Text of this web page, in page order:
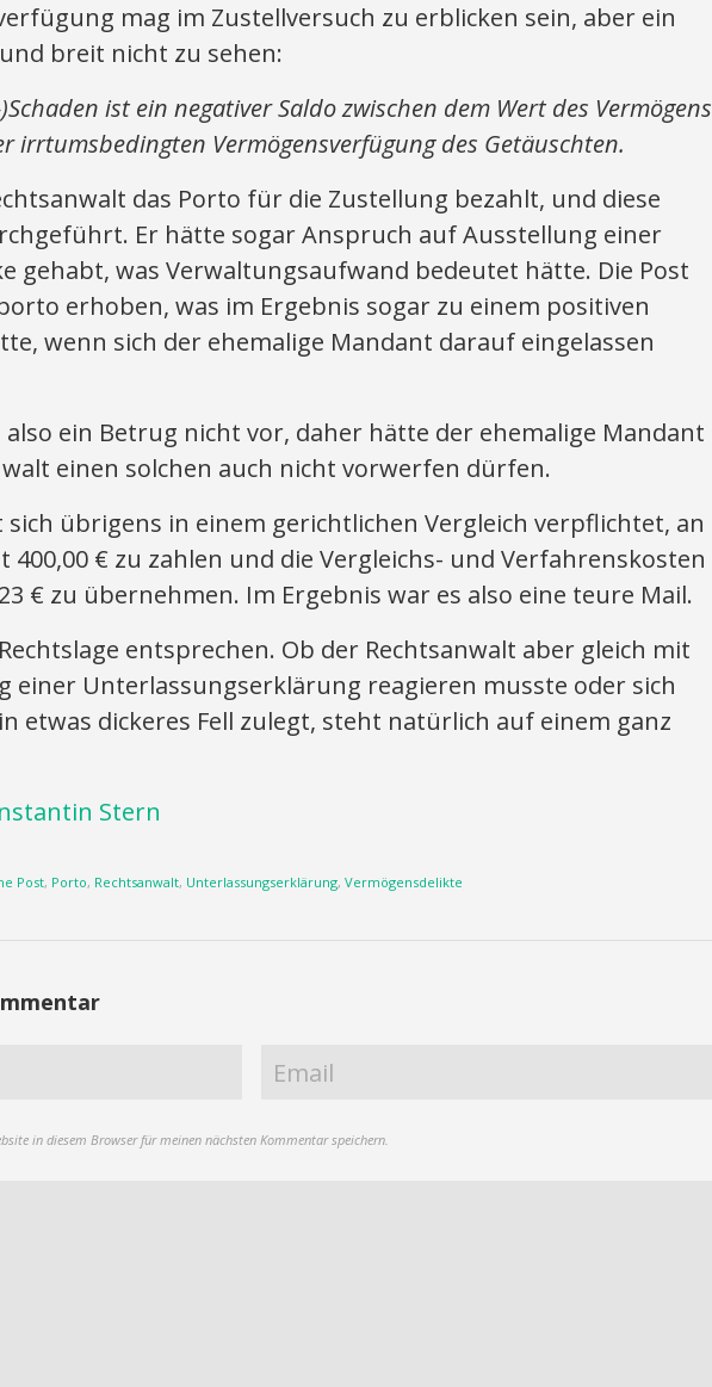
mag im Zustellversuch zu erblicken sein, aber ein
breit nicht zu sehen:
ist ein negativer Saldo zwischen dem Wert des Vermögens
irrtumsbedingten Vermögensverfügung des Getäuschten.
das Porto für die Zustellung bezahlt, und diese
Er hätte sogar Anspruch auf Ausstellung einer
gehabt, was Verwaltungsaufwand bedeutet hätte. Die Post
erhoben, was im Ergebnis sogar zu einem positiven
wenn sich der ehemalige Mandant darauf eingelassen
also ein Betrug nicht vor, daher hätte der ehemalige Mandant
einen solchen auch nicht vorwerfen dürfen.
sich übrigens in einem gerichtlichen Vergleich verpflichtet, an
400,00 € zu zahlen und die Vergleichs- und Verfahrenskosten
€ zu übernehmen. Im Ergebnis war es also eine teure Mail.
entsprechen. Ob der Rechtsanwalt aber gleich mit
einer Unterlassungserklärung reagieren musste oder sich
etwas dickeres Fell zulegt, steht natürlich auf einem ganz
Stern
Post, Porto, Rechtsanwalt, Unterlassungserklärung, Vermögensdelikte
in diesem Browser für meinen nächsten Kommentar speichern.